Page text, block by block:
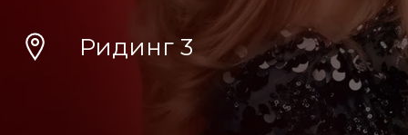
Ридинг 3